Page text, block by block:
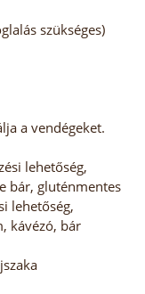
szükséges)
a vendégeket.
lehetőség,
bár, gluténmentes
lehetőség,
kávézó, bár